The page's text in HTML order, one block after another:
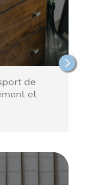
de
et